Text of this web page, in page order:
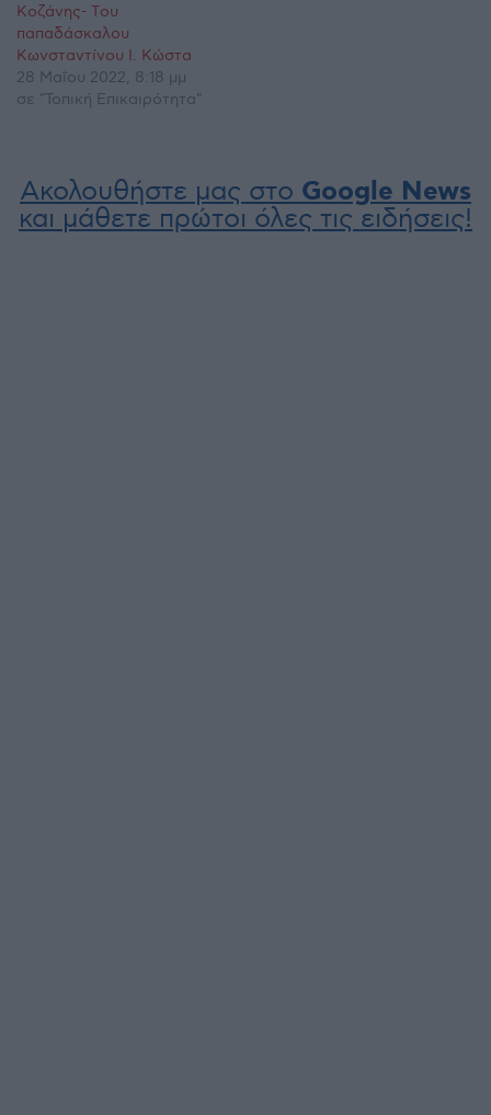
Κοζάνης- Tου
παπαδάσκαλου
Κωνσταντίνου Ι. Κώστα
28 Μαΐου 2022, 8:18 μμ
σε "Τοπική Επικαιρότητα"
Ακολουθήστε μας στο Google News
και μάθετε πρώτοι όλες τις ειδήσεις!